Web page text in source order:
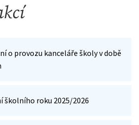
o provozu kanceláře školy v době
školního roku 2025/2026